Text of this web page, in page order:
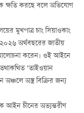
ক্ষতি করছে বলে অভিযোগ
মুখপাত্র চাং সিয়াওকাং
২০২৬ অর্থবছরের জাতীয়
করেন। ওই আইনে
‘তাইওয়ান
অস্ত্র বিক্রির জন্য
আইন চীনের অভ্যন্তরীণ